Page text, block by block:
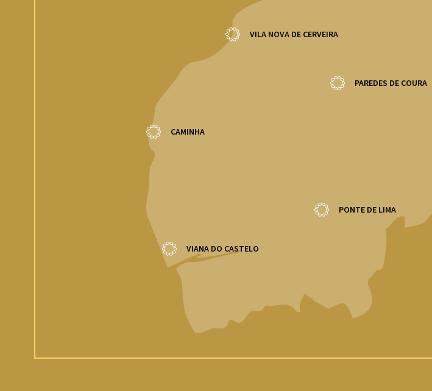
VIANA DO CASTELO
CAMINHA
VILA NOVA DE CERVEIRA
PAREDES DE COURA
PONTE DE LIMA